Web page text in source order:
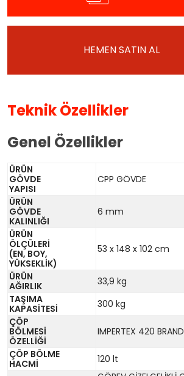
HEMEN SATIN AL
Teknik Özellikler
Genel Özellikler
ÜRÜN
GÖVDE
YAPISI
CPP GÖVDE
ÜRÜN
GÖVDE
KALINLIĞI
6 mm
ÜRÜN
ÖLÇÜLERİ
(EN, BOY,
YÜKSEKLİK)
53 x 148 x 102 cm
ÜRÜN
AĞIRLIK
33,9 kg
TAŞIMA
KAPASİTESİ
300 kg
ÇÖP
BÖLMESİ
ÖZELLİĞİ
IMPERTEX 420
ÇÖP BÖLME
HACMİ
120 lt